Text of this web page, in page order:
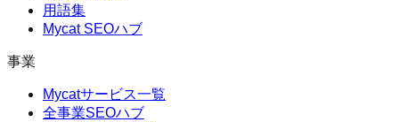
用語集
Mycat SEOハブ
事業
Mycatサービス一覧
全事業SEOハブ